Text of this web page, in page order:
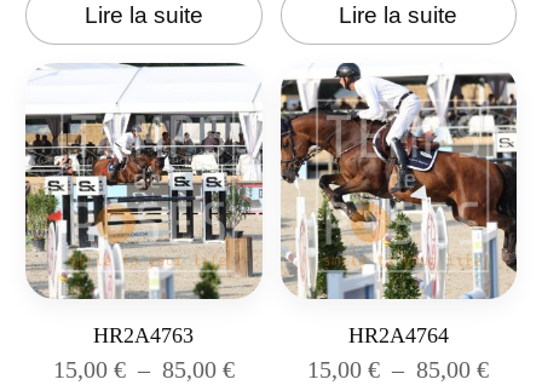
Lire la suite Lire la suite
HR2A4763
15,00 € – 85,00 €
HR2A4764
15,00€ – 85,00€